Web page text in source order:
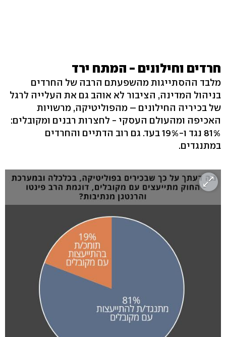
חרדים וחילונים - המתח ירד
מלבד ההסתייגות מהשפעתם הרבה של החרדים
בניהול המדינה, הציבור לא אוהב גם את העלייה לרגל
של בכיריה החילונים – מהפוליטיקה, מרשויות
האכיפה ומהעולם העסקי - לחצרות רבנים ומקובלים:
81% נגד ו-19% בעד. גם רוב הדתיים והחרדים
במתנגדים.